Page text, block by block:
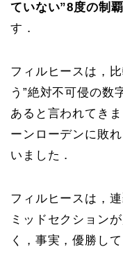
ていない”8度の制
す．
フィルヒースは，
う”絶対不可侵の数
あると言われてき
ーンローデンに敗
いました．
フィルヒースは，
ミッドセクション
く，事実，優勝し